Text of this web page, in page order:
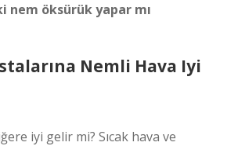
nem öksürük yapar mı
Nemli Hava Iyi
iyi gelir mi? Sıcak hava ve